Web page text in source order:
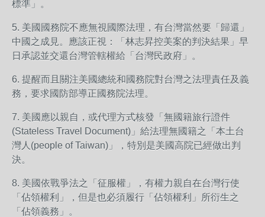
標準」。
5. 美國國務院不應無視國際法理，有台灣當然要「歸還」
中國之成見。應該正視：「林志昇控美案的判決結果」早
日承認並交還台灣管轄權給「台灣民政府」。
6. 提醒而且關注美國總統和國務院對台灣之法理責任及義
務，要求國防部導正國務院法理。
7. 美國應以親自，或代理方式核發「無國籍旅行證件
(Stateless Travel Document)」給法理無國籍之「本土台
灣人(people of Taiwan)」，特別是美國高院已經做出判
決。
8. 美國依戰爭法之「征服權」，有權力親自在台灣行使
「佔領權利」，但是也必須履行「佔領權利」所衍生之
「佔領義務」。